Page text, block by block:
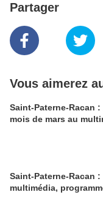
Partager
Vous aimerez
Saint-Paterne-Racan
mois de mars au
Saint-Paterne-Racan
multimédia,